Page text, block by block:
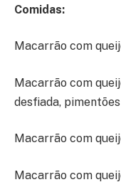
Comidas:
Macarrão com
Macarrão com
desfiada,
Macarrão com
Macarrão com